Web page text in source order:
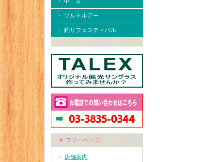
・ ソルトルアー
・ 釣りフェスティバル
▼ フリーページ
・ 店舗案内